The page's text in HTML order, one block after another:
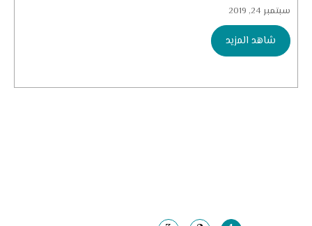
سبتمبر 24, 2019
شاهد المزيد